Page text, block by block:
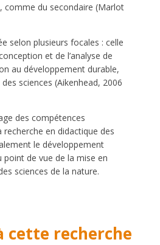
comme du secondaire (Marlot
selon plusieurs focales : celle
et de l’analyse de
au développement durable,
sciences (Aikenhead, 2006
des compétences
en didactique des
le développement
de vue de la mise en
sciences de la nature.
cette recherche